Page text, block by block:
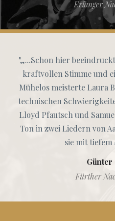
kraftvollen Stimme und
Mühelos meisterte Laura
technischen
Lloyd Pfautsch und
Ton in zwei Liedern von
sie mit tiefem
Fürther